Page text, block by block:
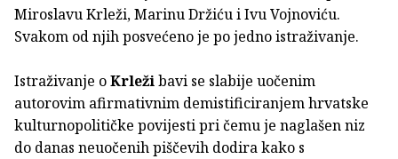
Miroslavu Krleži, Marinu Držiću i Ivu Vojnoviću.
Svakom od njih posvećeno je po jedno istraživanje.
Istraživanje oKrležibavi se slabije uočenim
autorovim afirmativnim demistificiranjem hrvatske
kulturnopolitičke povijesti pri čemu je naglašen niz
do danas neuočenih piščevih dodira kako s